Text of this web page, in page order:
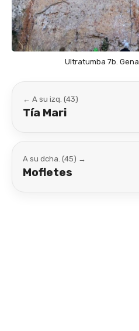
Ultratumba 7b. Gena
← A su izq. (43)
Tía Mari
A su dcha. (45) →
Mofletes